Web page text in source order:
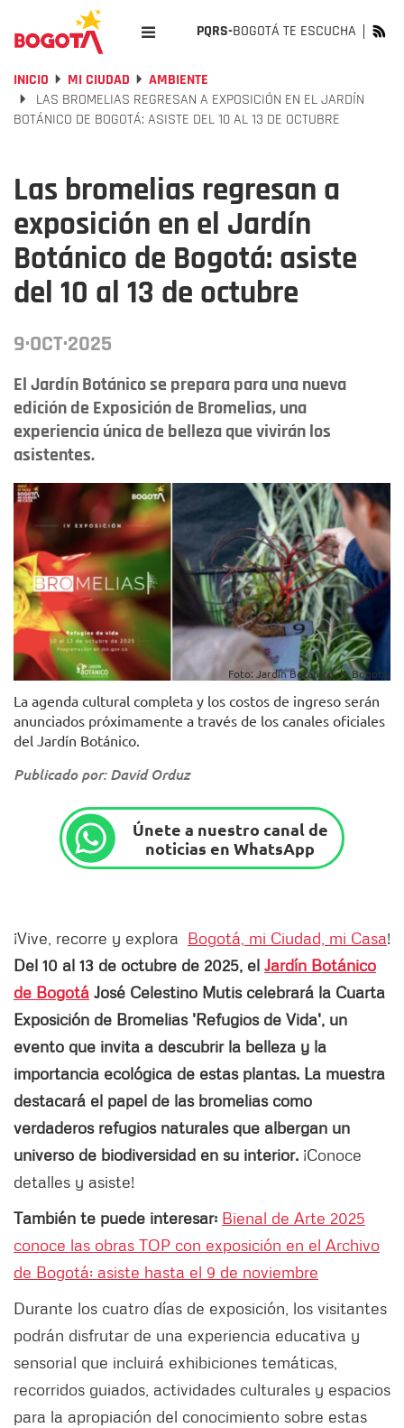
PQRS-BOGOTÁ TE ESCUCHA
INICIO MI CIUDAD
AMBIENTE
LAS BROMELIAS REGRESAN A EXPOSICIÓN EN EL JARDÍN
BOTÁNICO DE BOGOTÁ: ASISTE DEL 10 AL 13 DE OCTUBRE
Las bromelias regresan a
exposición en el Jardín
Botánico de Bogotá: asiste
del 10 al 13 de octubre
9·OCT·2025
El Jardín Botánico se prepara para una nueva
edición de Exposición de Bromelias, una
experiencia única de belleza que vivirán los
asistentes.
Foto: Jardín Botánico de Bogotá.
La agenda cultural completa y los costos de ingreso serán
anunciados próximamente a través de los canales oficiales
del Jardín Botánico.
Publicado por: David Orduz
Únete a nuestro canal de
noticias en WhatsApp
¡Vive, recorre y explora Bogotá, mi Ciudad, mi Casa!
Del 10 al 13 de octubre de 2025, el Jardín Botánico
de Bogotá José Celestino Mutis celebrará la Cuarta
Exposición de Bromelias 'Refugios de Vida', un
evento que invita a descubrir la belleza y la
importancia ecológica de estas plantas. La muestra
destacará el papel de las bromelias como
verdaderos refugios naturales que albergan un
universo de biodiversidad en su interior. ¡Conoce
detalles y asiste!
También te puede interesar: Bienal de Arte 2025
conoce las obras TOP con exposición en el Archivo
de Bogotá: asiste hasta el 9 de noviembre
Durante los cuatro días de exposición, los visitantes
podrán disfrutar de una experiencia educativa y
sensorial que incluirá exhibiciones temáticas,
recorridos guiados, actividades culturales y espacios
para la apropiación del conocimiento sobre estas